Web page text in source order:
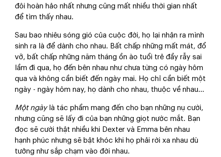
đôi hoàn hảo nhất nhưng cũng mất nhiều thời gian nhất
để tìm thấy nhau.
Sau bao nhiêu sóng gió của cuộc đời, họ lại nhận ra mình
sinh ra là để dành cho nhau. Bất chấp những mất mát, đổ
vỡ, bất chấp những năm tháng ồn ào tuổi trẻ đầy rẫy sai
lầm đi qua, họ đến bên nhau như chưa từng có ngày hôm
qua và không cần biết đến ngày mai. Họ chỉ cần biết một
ngày - ngày hôm nay, họ dành cho nhau, thuộc về nhau...
Một ngày là tác phẩm mang đến cho bạn những nụ cười,
nhưng cũng sẽ lấy đi của bạn những giọt nước mắt. Bạn
đọc sẽ cười thật nhiều khi Dexter và Emma bên nhau
hạnh phúc nhưng sẽ bật khóc khi họ phải rời xa nhau dù
tưởng như sắp chạm vào đời nhau.